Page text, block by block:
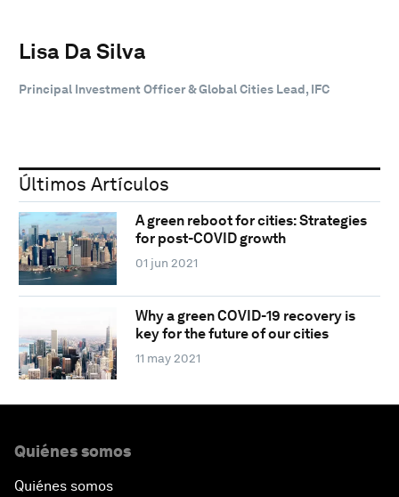
Lisa Da Silva
Principal Investment Officer & Global Cities Lead, IFC
Últimos Artículos
A green reboot for cities: Strategies
for post-COVID growth
01 jun 2021
Why a green COVID-19 recovery is
key for the future of our cities
11 may 2021
Quiénes somos
Quiénes somos